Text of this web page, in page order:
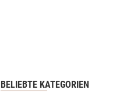
BELIEBTE KATEGORIEN